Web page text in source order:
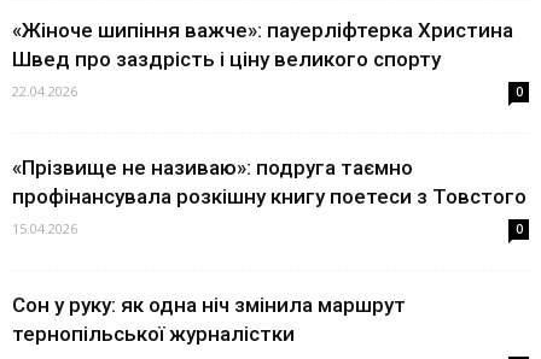
«Жіноче шипіння важче»: пауерліфтерка Христина
Швед про заздрість і ціну великого спорту
22.04.2026 0
«Прізвище не називаю»: подруга таємно
профінансувала розкішну книгу поетеси з Товстого
15.04.2026 0
Сон у руку: як одна ніч змінила маршрут
тернопільської журналістки